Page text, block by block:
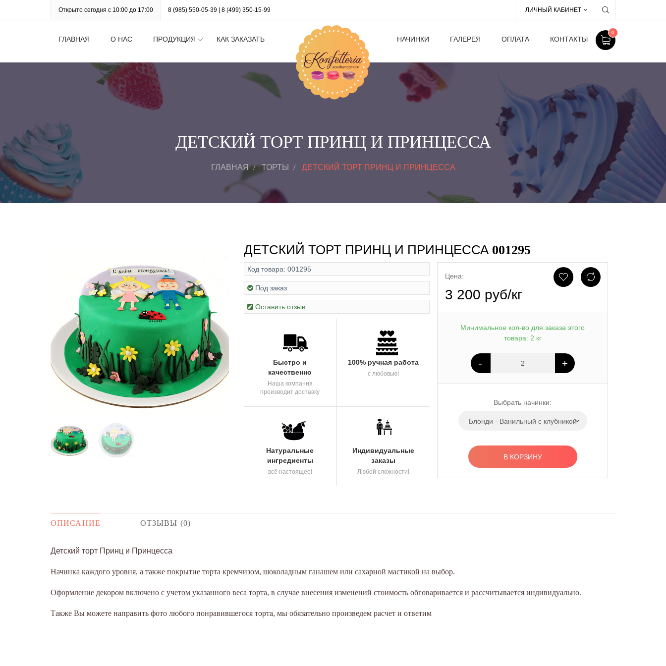
Открыто сегодня с 10:00 до 17:00 8 (985) 550-05-39 8 (499) 350-15-99 ЛИЧНЫЙ КАБИНЕТ
ГЛАВНАЯ О НАС ПРОДУКЦИЯ КАК ЗАКАЗАТЬ НАЧИНКИ ГАЛЕРЕЯ ОПЛАТА КОНТАКТЫ
0
ДЕТСКИЙ ТОРТ ПРИНЦ И ПРИНЦЕССА
ГЛАВНАЯ ТОРТЫ ДЕТСКИЙ ТОРТ ПРИНЦ И ПРИНЦЕССА
ДЕТСКИЙ ТОРТ ПРИНЦ И ПРИНЦЕССА 001295
Код товара: 001295
Под заказ
Оставить отзыв
Быстро и
качественно
Наша компания
производит доставку
100% ручная работа
с любовью!
Натуральные
ингредиенты
всё настоящее!
Индивидуальные
заказы
Любой сложности!
Цена:
3 200 руб/кг
Минимальное кол-во для заказа этого
товара: 2 кг
- +
Выбрать начинки:
Блонди - Ванильный с клубникой
В КОРЗИНУ
ОПИСАНИЕ ОТЗЫВЫ (0)
Детский торт Принц и Принцесса
Начинка каждого уровня, а также покрытие торта кремчизом, шоколадным ганашем или сахарной мастикой на выбор.
Оформление декором включено с учетом указанного веса торта, в случае внесения изменений стоимость обговаривается и рассчитывается индивидуально.
Также Вы можете направить фото любого понравившегося торта, мы обязательно произведем расчет и ответим